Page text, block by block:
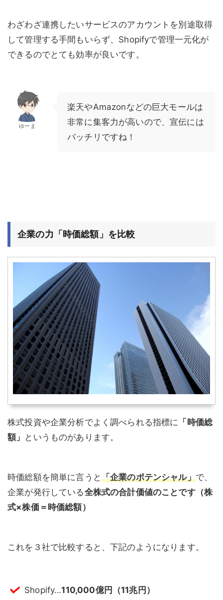
わざわざ連携したいサービスのアカウントを別途取得
して管理する手間もいらず、Shopifyで管理一元化が
できるのでとても効率が良いです。
ゆーま
楽天やAmazonなどの巨大モールは
非常に集客力が高いので、宣伝には
バッチリですね！
企業の力「時価総額」を比較
株式投資や企業分析でよく調べられる指標に 「時価総
額」 というものがあります。
時価総額を簡単に言うと「企業のポテンシャル」で、
企業が発行している全株式の合計価値のことです（株
式×株価＝時価総額）
これを３社で比較すると、下記のようになります。
Shopify…110,000億円（11兆円）